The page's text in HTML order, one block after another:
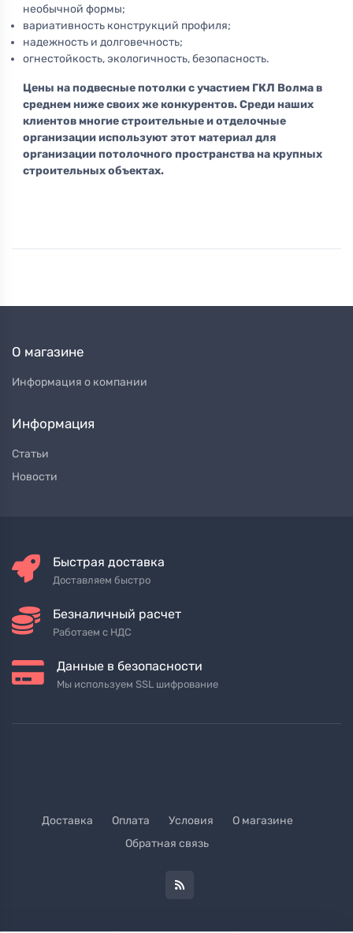
необычной формы;
вариативность конструкций профиля;
надежность и долговечность;
огнестойкость, экологичность, безопасность.
Цены на подвесные потолки с участием ГКЛ Волма в
среднем ниже своих же конкурентов. Среди наших
клиентов многие строительные и отделочные
организации используют этот материал для
организации потолочного пространства на крупных
строительных объектах.
О магазине
Информация о компании
Информация
Статьи
Новости
Быстрая доставка
Доставляем быстро
Безналичный расчет
Работаем с НДС
Данные в безопасности
Мы используем SSL шифрование
Доставка Оплата Условия
О магазине
Обратная связь